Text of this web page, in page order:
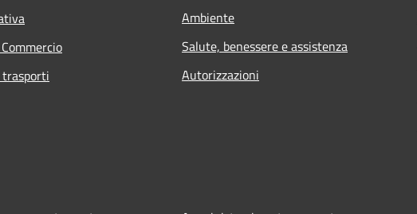
Ambiente
Salute, benessere e assistenza
Autorizzazioni